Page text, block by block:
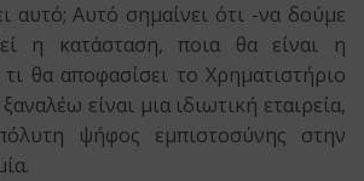
αυτό; Αυτό σημαίνει ότι -να δούμε
η κατάσταση, ποια θα είναι η
θα αποφασίσει το Χρηματιστήριο
είναι μια ιδιωτική εταιρεία,
ψήφος εμπιστοσύνης στην